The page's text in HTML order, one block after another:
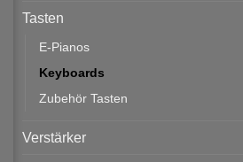
Tasten
E-Pianos
Keyboards
Zubehör Tasten
Verstärker